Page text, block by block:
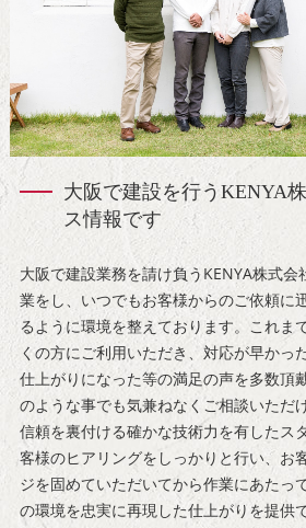
大阪で建設を行うKENYA
ス情報です
大阪で建設業務を請け負うKENYA株式
業をし、いつでもお客様からのご依頼に
るように環境を整えております。これま
くの方にご利用いただき、対応が早かっ
仕上がりになった等の満足の声を多数頂
のような事でも気兼ねなくご相談いただ
信頼を裏付ける確かな技術力を有したス
客様のヒアリングをしっかりと行い、お
ジを固めていただいてから作業にあたっ
の環境を忠実に再現した仕上がりを提供